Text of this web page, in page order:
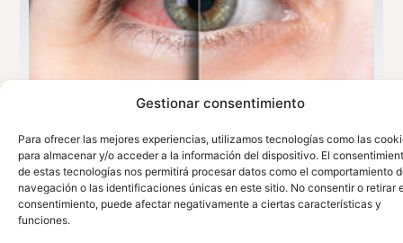
Gestionar consentimiento
Para ofrecer las mejores experiencias, utilizamos tecnologías como las
para almacenar y/o acceder a la información del dispositivo. El
de estas tecnologías nos permitirá procesar datos como el comportamiento
navegación o las identificaciones únicas en este sitio. No consentir o retirar
consentimiento, puede afectar negativamente a ciertas características y
funciones.
Síntomas
©2024CentroOftalmológicoNavarra